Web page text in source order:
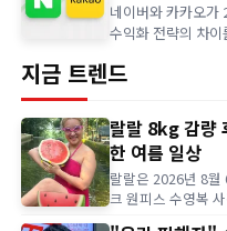
네이버와 카카오가
수익화 전략의 차
도경제'를 앞세웠다.
지금 트렌드
랄랄 8kg 감량
한 여름 일상
랄랄은 2026년 8월
크 원피스 수영복